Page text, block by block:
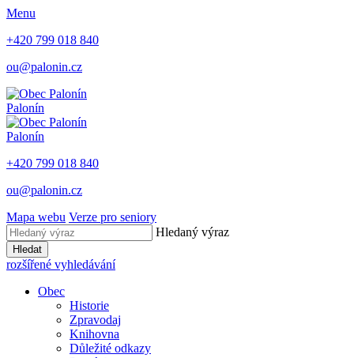
Menu
+420 799 018 840
ou@palonin.cz
Palonín
Palonín
+420 799 018 840
ou@palonin.cz
Mapa webu Verze pro seniory
Hledaný výraz
Hledat
rozšířené vyhledávání
Obec
Historie
Zpravodaj
Knihovna
Důležité odkazy